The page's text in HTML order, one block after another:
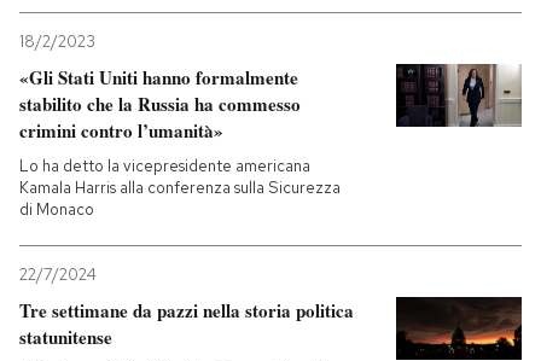
18/2/2023
«Gli Stati Uniti hanno formalmente
stabilito che la Russia ha commesso
crimini contro l’umanità»
Lo ha detto la vicepresidente americana
Kamala Harris alla conferenza sulla Sicurezza
di Monaco
22/7/2024
Tre settimane da pazzi nella storia politica
statunitense